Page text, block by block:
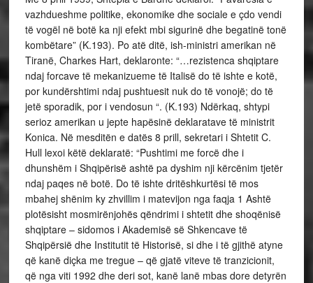
vazhdueshme politike, ekonomike dhe sociale e çdo vendi
të vogël në botë ka nji efekt mbi sigurinë dhe begatinë tonë
kombëtare” (K.193). Po atë ditë, ish-ministri amerikan në
Tiranë, Charkes Hart, deklaronte: “…rezistenca shqiptare
ndaj forcave të mekanizueme të Italisë do të ishte e kotë,
por kundërshtimi ndaj pushtuesit nuk do të vonojë; do të
jetë sporadik, por i vendosun “. (K.193) Ndërkaq, shtypi
serioz amerikan u jepte hapësinë deklaratave të ministrit
Konica. Në mesditën e datës 8 prill, sekretari i Shtetit C.
Hull lexoi këtë deklaratë: “Pushtimi me forcë dhe i
dhunshëm i Shqipërisë ashtë pa dyshim nji kërcënim tjetër
ndaj paqes në botë. Do të ishte dritëshkurtësi të mos
mbahej shënim ky zhvillim i matevijon nga faqja 1 Ashtë
plotësisht mosmirënjohës qëndrimi i shtetit dhe shoqënisë
shqiptare – sidomos i Akademisë së Shkencave të
Shqipërsië dhe Institutit të Historisë, si dhe i të gjithë atyne
që kanë diçka me tregue – që gjatë viteve të tranzicionit,
që nga viti 1992 dhe deri sot, kanë lanë mbas dore detyrën